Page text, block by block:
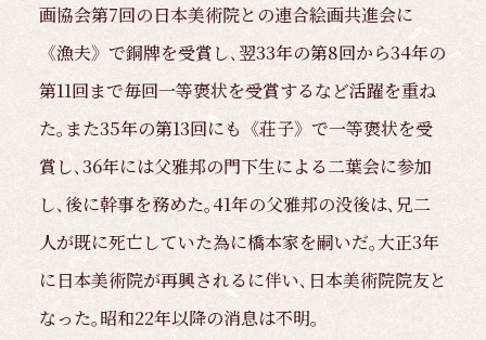
画協会第7回の日本美術院との連合絵画共進会に
《漁夫》で銅牌を受賞し､翌33年の第8回から34年の
第11回まで毎回一等褒状を受賞するなど活躍を重ね
た｡また35年の第13回にも《荘子》で一等褒状を受
賞し､36年には父雅邦の門下生による二葉会に参加
し､後に幹事を務めた｡41年の父雅邦の没後は､兄二
人が既に死亡していた為に橋本家を嗣いだ｡大正3年
に日本美術院が再興されるに伴い､日本美術院院友と
なった｡昭和22年以降の消息は不明｡